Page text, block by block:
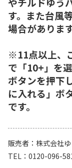
す。また台風
場合があります
※11点以上、
で「10+」を
ボタンを押下
に入れる」ボ
です。
販売者
株式会社
TEL
0120-096-